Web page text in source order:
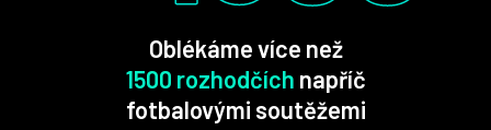
Oblékáme více než
1500 rozhodčích napříč
fotbalovými soutěžemi